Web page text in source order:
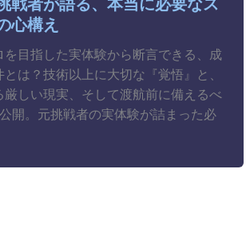
戦者が語る、本当に必要なス
心構え
を目指した実体験から断言できる、成
は？技術以上に大切な『覚悟』と、
厳しい現実、そして渡航前に備えるべ
開。元挑戦者の実体験が詰まった必